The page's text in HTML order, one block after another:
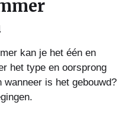
kan je het één en
het type en oorsprong
wanneer is het gebouwd?